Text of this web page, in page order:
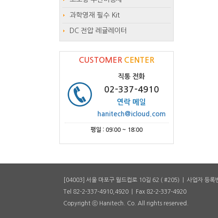
과학영재 필수 Kit
DC 전압 레귤레이터
CUSTOMER CENTER
직통 전화
02-337-4910
연락 메일
hanitech@icloud.com
평일 : 09:00 ~ 18:00
[04003] 서울 마포구 월드컵로 10길 62 ( #205) | 사업자 등
Tel 82-2-337-4910,4920 | Fax 82-2-337-4920
Copyright ⓒ Hanitech. Co. All rights reserved.